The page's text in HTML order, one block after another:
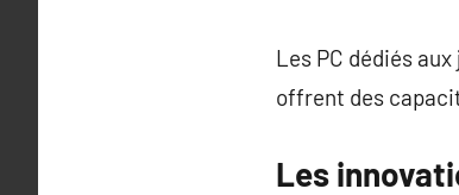
Les PC dédiés
offrent des
Les